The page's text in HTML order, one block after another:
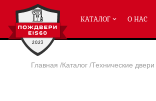
КАТАЛОГ О НАС
Главная /Каталог /Технические двери